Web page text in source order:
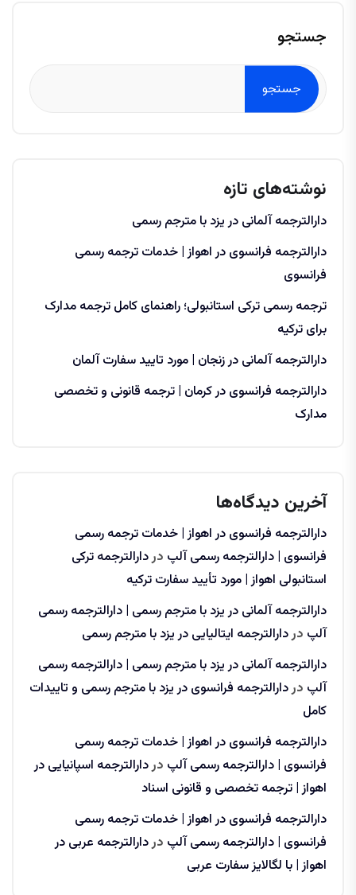
جستجو
جستجو
نوشته‌های تازه
دارالترجمه آلمانی در یزد با مترجم رسمی
دارالترجمه فرانسوی در اهواز | خدمات ترجمه رسمی
فرانسوی
ترجمه رسمی ترکی استانبولی؛ راهنمای کامل ترجمه مدارک
برای ترکیه
دارالترجمه آلمانی در زنجان | مورد تایید سفارت آلمان
دارالترجمه فرانسوی در کرمان | ترجمه قانونی و تخصصی
مدارک
آخرین دیدگاه‌ها
دارالترجمه فرانسوی در اهواز | خدمات ترجمه رسمی
فرانسوی | دارالترجمه رسمی آلپ دردارالترجمه ترکی
استانبولی اهواز | مورد تأیید سفارت ترکیه
دارالترجمه آلمانی در یزد با مترجم رسمی | دارالترجمه رسمی
آلپ دردارالترجمه ایتالیایی در یزد با مترجم رسمی
دارالترجمه آلمانی در یزد با مترجم رسمی | دارالترجمه رسمی
آلپ دردارالترجمه فرانسوی در یزد با مترجم رسمی و تاییدات
کامل
دارالترجمه فرانسوی در اهواز | خدمات ترجمه رسمی
فرانسوی | دارالترجمه رسمی آلپ دردارالترجمه اسپانیایی در
اهواز | ترجمه تخصصی و قانونی اسناد
دارالترجمه فرانسوی در اهواز | خدمات ترجمه رسمی
فرانسوی | دارالترجمه رسمی آلپ دردارالترجمه عربی در
اهواز | با لگالایز سفارت عربی